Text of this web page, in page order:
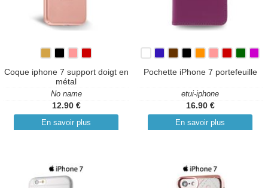
Coque iphone 7 support doigt en
métal
No name
12.90 €
En savoir plus
Pochette iPhone 7 portefeuille
etui-iphone
16.90 €
En savoir plus